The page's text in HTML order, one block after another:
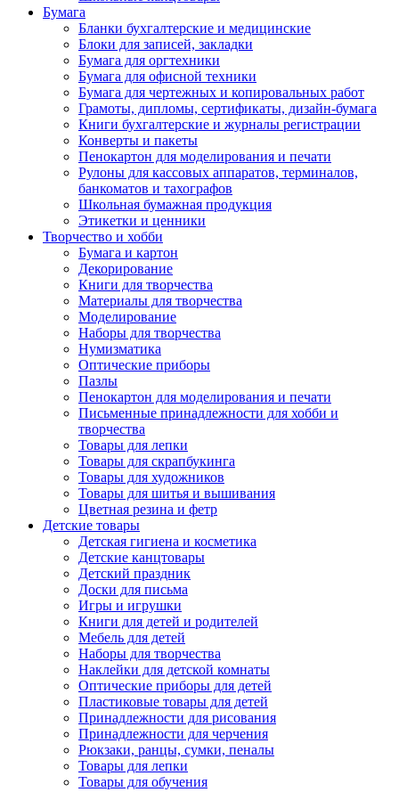
Бумага
Бланки бухгалтерские и медицинские
Блоки для записей, закладки
Бумага для оргтехники
Бумага для офисной техники
Бумага для чертежных и копировальных работ
Грамоты, дипломы, сертификаты, дизайн-бумага
Книги бухгалтерские и журналы регистрации
Конверты и пакеты
Пенокартон для моделирования и печати
Рулоны для кассовых аппаратов, терминалов,
банкоматов и тахографов
Школьная бумажная продукция
Этикетки и ценники
Творчество и хобби
Бумага и картон
Декорирование
Книги для творчества
Материалы для творчества
Моделирование
Наборы для творчества
Нумизматика
Оптические приборы
Пазлы
Пенокартон для моделирования и печати
Письменные принадлежности для хобби и
творчества
Товары для лепки
Товары для скрапбукинга
Товары для художников
Товары для шитья и вышивания
Цветная резина и фетр
Детские товары
Детская гигиена и косметика
Детские канцтовары
Детский праздник
Доски для письма
Игры и игрушки
Книги для детей и родителей
Мебель для детей
Наборы для творчества
Наклейки для детской комнаты
Оптические приборы для детей
Пластиковые товары для детей
Принадлежности для рисования
Принадлежности для черчения
Рюкзаки, ранцы, сумки, пеналы
Товары для лепки
Товары для обучения